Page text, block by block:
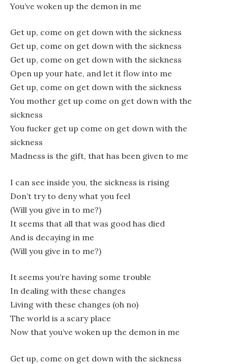
You’ve woken up the demon in me
Get up, come on get down with the sickness
Get up, come on get down with the sickness
Get up, come on get down with the sickness
Open up your hate, and let it flow into me
Get up, come on get down with the sickness
You mother get up come on get down with the
sickness
You fucker get up come on get down with the
sickness
Madness is the gift, that has been given to me
I can see inside you, the sickness is rising
Don’t try to deny what you feel
(Will you give in to me?)
It seems that all that was good has died
And is decaying in me
(Will you give in to me?)
It seems you’re having some trouble
In dealing with these changes
Living with these changes (oh no)
The world is a scary place
Now that you’ve woken up the demon in me
Get up, come on get down with the sickness